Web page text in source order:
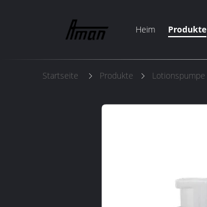
Heim Produkte
Startseite Produkte Lotionspumpe